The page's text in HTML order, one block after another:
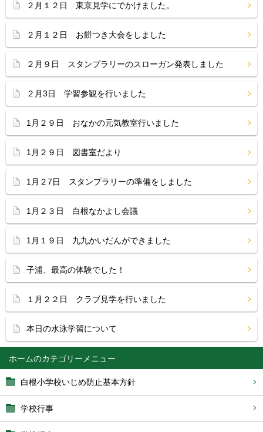
ホーム
白根小学校いじめ防止基本方針
学校行事
２月１２日 東京見学にでかけました。
２月１２日 お餅つき大会をしました
２月９日 スタンプラリーのスローガン発表しました
２月3日 学習参観を行いました
1月２９日 おなかの元気教室行いました
1月２９日 図書室だより
1月２7日 スタンプラリーの準備をしました
1月２３日 白根なかよし会議
1月１９日 九九かいだんができました
子浦、最高の体験でした！
１月２２日 クラブ見学を行いました
本日の水泳学習について